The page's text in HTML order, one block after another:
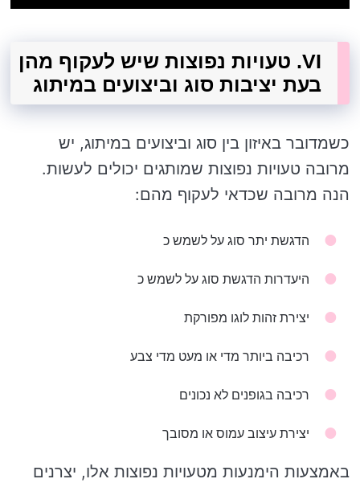
VI. טעויות נפוצות שיש לעקוף מהן
בעת ​​יציבות סוג וביצועים במיתוג
כשמדובר באיזון בין סוג וביצועים במיתוג, יש
מרובה טעויות נפוצות שמותגים יכולים לעשות.
הנה מרובה שכדאי לעקוף מהם:
הדגשת יתר סוג על לשמש כ
היעדרות הדגשת סוג על לשמש כ
יצירת זהות לוגו מפורקת
רכיבה ביותר מדי או מעט מדי צבע
רכיבה בגופנים לא נכונים
יצירת עיצוב עמוס או מסובך
באמצעות הימנעות מטעויות נפוצות אלו, יצרנים